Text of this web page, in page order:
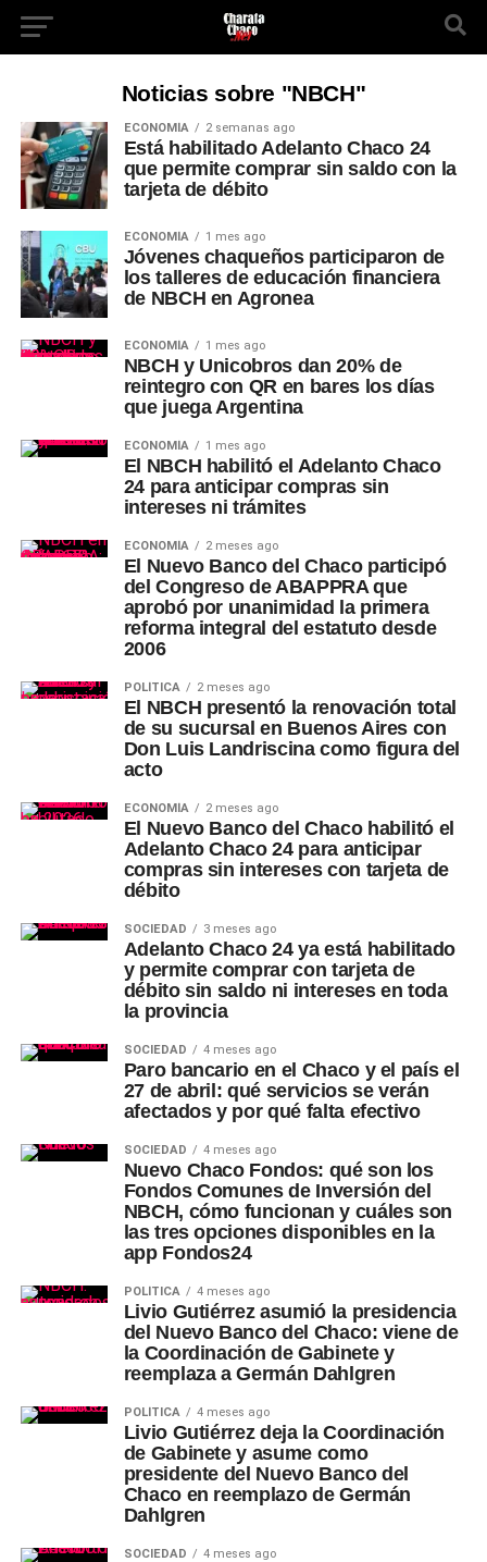
Noticias sobre "NBCH"
ECONOMÍA 2 semanas ago
Está habilitado Adelanto Chaco 24
que permite comprar sin saldo con la
tarjeta de débito
ECONOMÍA 1 mes ago
Jóvenes chaqueños participaron de
los talleres de educación financiera
de NBCH en Agronea
ECONOMÍA 1 mes ago
NBCH y Unicobros dan 20% de
reintegro con QR en bares los días
que juega Argentina
ECONOMÍA 1 mes ago
El NBCH habilitó el Adelanto Chaco
24 para anticipar compras sin
intereses ni trámites
ECONOMÍA 2 meses ago
El Nuevo Banco del Chaco participó
del Congreso de ABAPPRA que
aprobó por unanimidad la primera
reforma integral del estatuto desde
2006
POLÍTICA 2 meses ago
El NBCH presentó la renovación total
de su sucursal en Buenos Aires con
Don Luis Landriscina como figura del
acto
ECONOMÍA 2 meses ago
El Nuevo Banco del Chaco habilitó el
Adelanto Chaco 24 para anticipar
compras sin intereses con tarjeta de
débito
SOCIEDAD 3 meses ago
Adelanto Chaco 24 ya está habilitado
y permite comprar con tarjeta de
débito sin saldo ni intereses en toda
la provincia
SOCIEDAD 4 meses ago
Paro bancario en el Chaco y el país el
27 de abril: qué servicios se verán
afectados y por qué falta efectivo
SOCIEDAD 4 meses ago
Nuevo Chaco Fondos: qué son los
Fondos Comunes de Inversión del
NBCH, cómo funcionan y cuáles son
las tres opciones disponibles en la
app Fondos24
POLÍTICA 4 meses ago
Livio Gutiérrez asumió la presidencia
del Nuevo Banco del Chaco: viene de
la Coordinación de Gabinete y
reemplaza a Germán Dahlgren
POLÍTICA 4 meses ago
Livio Gutiérrez deja la Coordinación
de Gabinete y asume como
presidente del Nuevo Banco del
Chaco en reemplazo de Germán
Dahlgren
SOCIEDAD 4 meses ago